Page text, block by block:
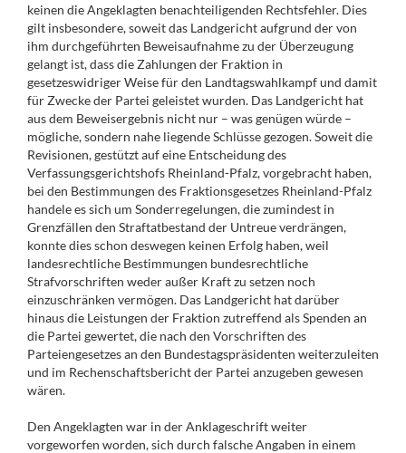
keinen die Angeklagten benachteiligenden Rechtsfehler. Dies
gilt insbesondere, soweit das Landgericht aufgrund der von
ihm durchgeführten Beweisaufnahme zu der Überzeugung
gelangt ist, dass die Zahlungen der Fraktion in
gesetzeswidriger Weise für den Landtagswahlkampf und damit
für Zwecke der Partei geleistet wurden. Das Landgericht hat
aus dem Beweisergebnis nicht nur – was genügen würde –
mögliche, sondern nahe liegende Schlüsse gezogen. Soweit die
Revisionen, gestützt auf eine Entscheidung des
Verfassungsgerichtshofs Rheinland-Pfalz, vorgebracht haben,
bei den Bestimmungen des Fraktionsgesetzes Rheinland-Pfalz
handele es sich um Sonderregelungen, die zumindest in
Grenzfällen den Straftatbestand der Untreue verdrängen,
konnte dies schon deswegen keinen Erfolg haben, weil
landesrechtliche Bestimmungen bundesrechtliche
Strafvorschriften weder außer Kraft zu setzen noch
einzuschränken vermögen. Das Landgericht hat darüber
hinaus die Leistungen der Fraktion zutreffend als Spenden an
die Partei gewertet, die nach den Vorschriften des
Parteiengesetzes an den Bundestagspräsidenten weiterzuleiten
und im Rechenschaftsbericht der Partei anzugeben gewesen
wären.
Den Angeklagten war in der Anklageschrift weiter
vorgeworfen worden, sich durch falsche Angaben in einem